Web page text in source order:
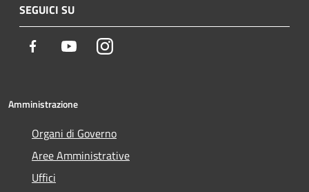
SEGUICI SU
Facebook YoutubeInstagram
Amministrazione
Organi di Governo
Aree Amministrative
Uffici